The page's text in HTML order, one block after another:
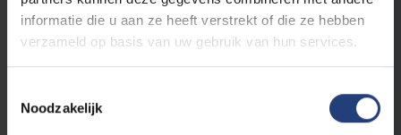
informatie die u aan ze heeft verstrekt of die ze hebben
verzameld op basis van uw gebruik van hun services.
Noodzakelijk
het kan ook bij jouw alma mater. Wij zijn een
grote organisatie en zoeken daarom naar heel
Ontdek welke vacatures momenteel